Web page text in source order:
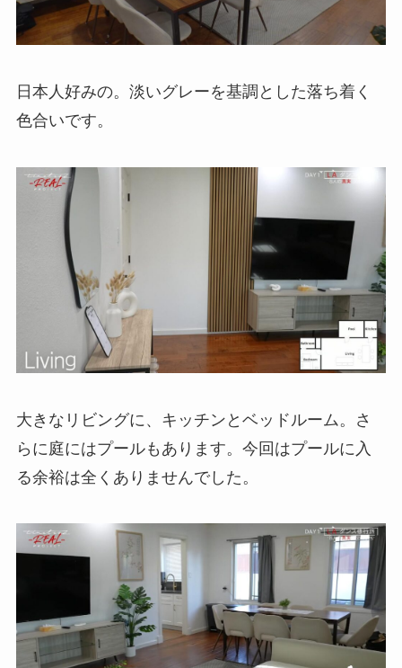
日本人好みの。淡いグレーを基調とした落ち着く
色合いです。
大きなリビングに、キッチンとベッドルーム。さ
らに庭にはプールもあります。今回はプールに入
る余裕は全くありませんでした。